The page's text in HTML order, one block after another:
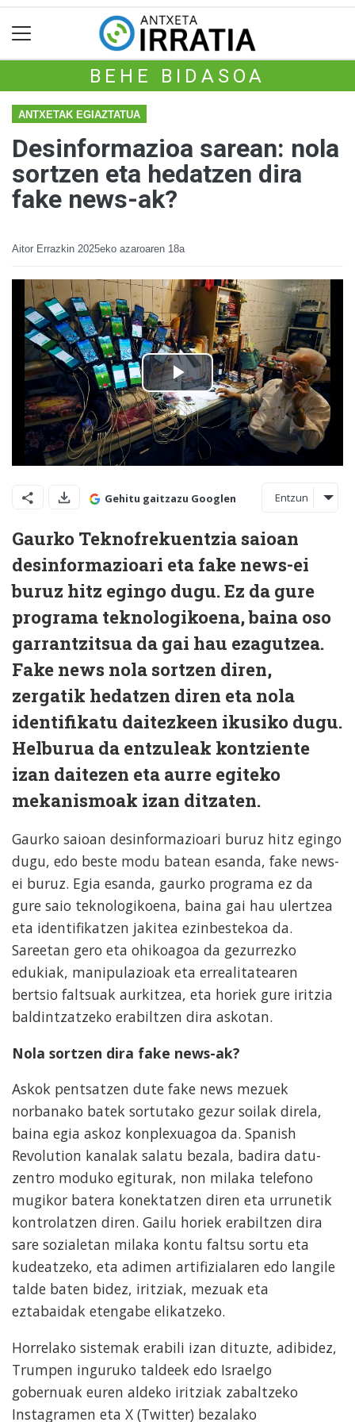
BEHE BIDASOA
ANTXETAK EGIAZTATUA
Desinformazioa sarean: nola
sortzen eta hedatzen dira
fake news-ak?
Aitor Errazkin 2025eko azaroaren 18a
Gehitu gaitzazu Googlen Entzun
Gaurko Teknofrekuentzia saioan
desinformazioari eta fake news-ei
buruz hitz egingo dugu. Ez da gure
programa teknologikoena, baina oso
garrantzitsua da gai hau ezagutzea.
Fake news nola sortzen diren,
zergatik hedatzen diren eta nola
identifikatu daitezkeen ikusiko dugu.
Helburua da entzuleak kontziente
izan daitezen eta aurre egiteko
mekanismoak izan ditzaten.
Gaurko saioan desinformazioari buruz hitz egingo
dugu, edo beste modu batean esanda, fake news-
ei buruz. Egia esanda, gaurko programa ez da
gure saio teknologikoena, baina gai hau ulertzea
eta identifikatzen jakitea ezinbestekoa da.
Sareetan gero eta ohikoagoa da gezurrezko
edukiak, manipulazioak eta errealitatearen
bertsio faltsuak aurkitzea, eta horiek gure iritzia
baldintzatzeko erabiltzen dira askotan.
Nola sortzen dira fake news-ak?
Askok pentsatzen dute fake news mezuek
norbanako batek sortutako gezur soilak direla,
baina egia askoz konplexuagoa da. Spanish
Revolution kanalak salatu bezala, badira datu-
zentro moduko egiturak, non milaka telefono
mugikor batera konektatzen diren eta urrunetik
kontrolatzen diren. Gailu horiek erabiltzen dira
sare sozialetan milaka kontu faltsu sortu eta
kudeatzeko, eta adimen artifizialaren edo langile
talde baten bidez, iritziak, mezuak eta
eztabaidak etengabe elikatzeko.
Horrelako sistemak erabili izan dituzte, adibidez,
Trumpen inguruko taldeek edo Israelgo
gobernuak euren aldeko iritziak zabaltzeko
Instagramen eta X (Twitter) bezalako